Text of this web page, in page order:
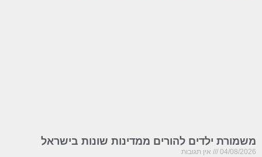
משמורת ילדים להורים ממדינות שונות בישראל
04/08/2026 אין תגובות